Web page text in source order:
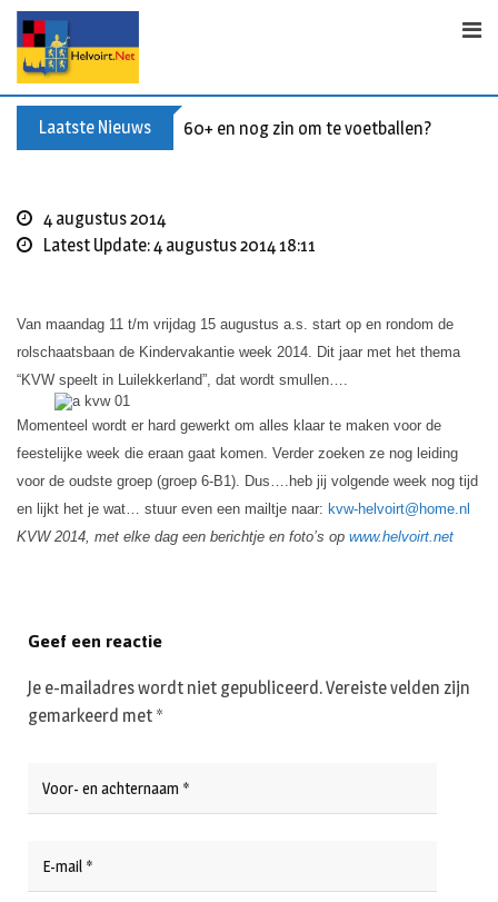
p
Laatste Nieuws 60+ en nog zin om te voetballen? Kom
4 augustus 2014
Latest Update: 4 augustus 2014 18:11
Van maandag 11 t/m vrijdag 15 augustus a.s. start op en rondom de
rolschaatsbaan de Kindervakantie week 2014. Dit jaar met het thema
“KVW speelt in Luilekkerland”, dat wordt smullen….
Momenteel wordt er hard gewerkt om alles klaar te maken voor de
feestelijke week die eraan gaat komen. Verder zoeken ze nog leiding
voor de oudste groep (groep 6-B1). Dus….heb jij volgende week nog tijd
en lijkt het je wat… stuur even een mailtje naar: kvw-helvoirt@home.nl
KVW 2014, met elke dag een berichtje en foto’s op www.helvoirt.net
Geef een reactie
Je e-mailadres wordt niet gepubliceerd.Vereiste velden zijn
gemarkeerd met *